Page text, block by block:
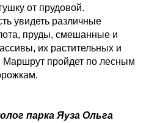
от прудовой.
увидеть различные
пруды, смешанные и
их растительных и
Маршрут пройдет по лесным
парка Яуза Ольга